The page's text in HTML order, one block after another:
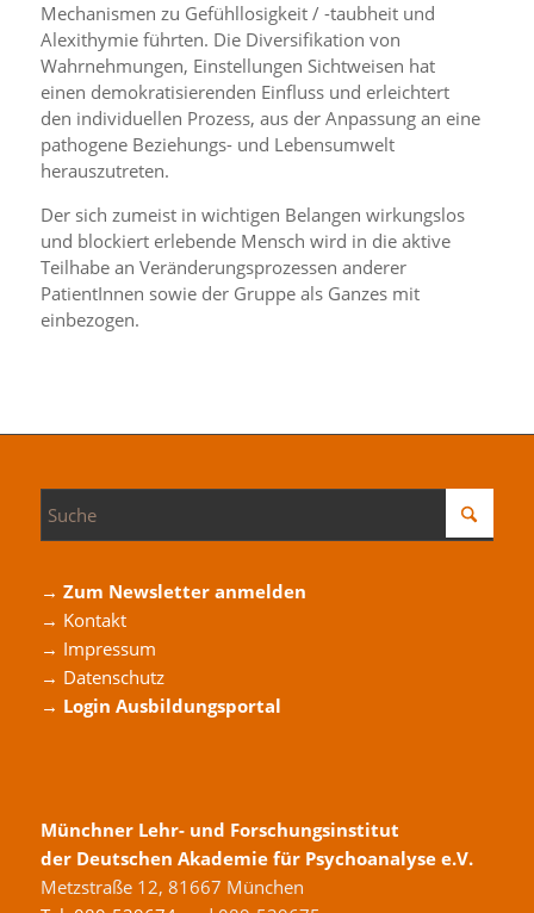
Mechanismen zu Gefühllosigkeit / -taubheit und
Alexithymie führten. Die Diversifikation von
Wahrnehmungen, Einstellungen Sichtweisen hat
einen demokratisierenden Einfluss und erleichtert
den individuellen Prozess, aus der Anpassung an eine
pathogene Beziehungs- und Lebensumwelt
herauszutreten.
Der sich zumeist in wichtigen Belangen wirkungslos
und blockiert erlebende Mensch wird in die aktive
Teilhabe an Veränderungsprozessen anderer
PatientInnen sowie der Gruppe als Ganzes mit
einbezogen.
→ Zum Newsletter anmelden
→ Kontakt
→ Impressum
→ Datenschutz
→ Login Ausbildungsportal
Münchner Lehr- und Forschungsinstitut
der Deutschen Akademie für Psychoanalyse e.V.
Metzstraße 12, 81667 München